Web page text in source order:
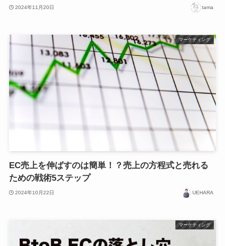
2024年11月20日 tama
マーケティング
EC売上を伸ばすのは簡単！？売上の方程式と売れる
ための戦術5ステップ
2024年10月22日 UEHARA
マーケティング